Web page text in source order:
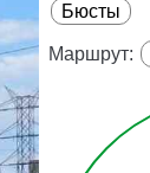
Бюсты
Маршрут: